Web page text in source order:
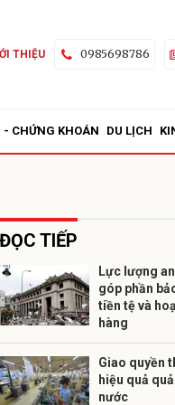
THIỆU 0985698786
CHỨNG KHOÁN DU LỊCH
ĐỌC TIẾP
Lực lượng
góp phần
tiền tệ và
hàng
Giao quyền
hiệu quả
nước
Gửi